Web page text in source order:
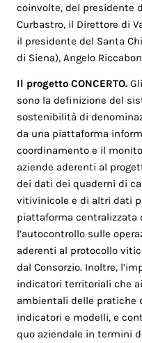
coinvolte, del presidente
Curbastro, il Direttore di
il presidente del Santa
di Siena), Angelo
Il progetto CONCERTO.
sono la definizione del
sostenibilità di
da una piattaforma
coordinamento e il
aziende aderenti al
dei dati dei quaderni di
vitivinicole e di altri dati
piattaforma centralizzata
l’autocontrollo sulle
aderenti al protocollo
dal Consorzio. Inoltre,
indicatori territoriali che
ambientali delle pratiche
indicatori e modelli, e
quo aziendale in termini